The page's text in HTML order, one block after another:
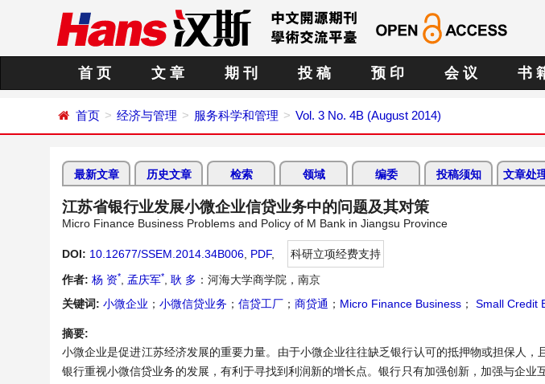
首 页 文 章 期 刊 投 稿 预 印 会 议 书
首页 经济与管理 服务科学和管理 Vol. 3 No. 4B (August 2014)
最新文章 历史文章 检索 领域 编委 投稿须知 文章处
江苏省银行业发展小微企业信贷业务中的问题及其对策
Micro Finance Business Problems and Policy of M Bank in Jiangsu Province
DOI: 10.12677/SSEM.2014.34B006 PDF,
科研立项经费支持
作者: 杨 资* 孟庆军* 耿 多 ：河海大学商学院，南京
关键词: 小微企业 ； 小微信贷业务 ； 信贷工厂 ； 商贷通 ； Micro Finance Business ； Small Credit
摘要:
小微企业是促进江苏经济发展的重要力量。由于小微企业往往缺乏银行认可的抵押物或担保人，
银行重视小微信贷业务的发展，有利于寻找到利润新的增长点。银行只有加强创新，加强与企